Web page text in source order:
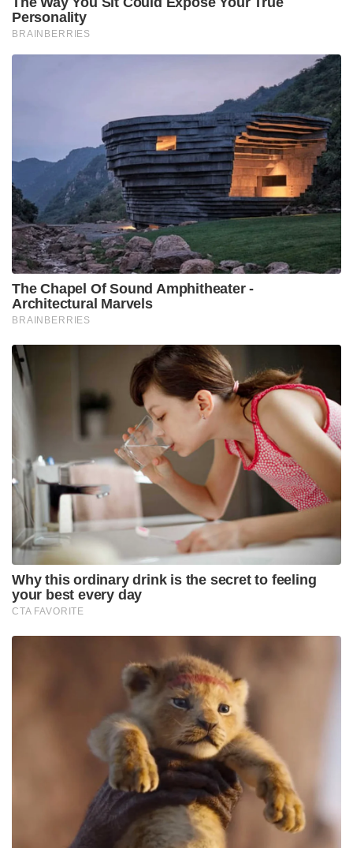
Personality
BRAINBERRIES
The Chapel Of Sound Amphitheater -
Architectural Marvels
BRAINBERRIES
Why this ordinary drink is the secret to feeling
your best every day
CTA FAVORITE